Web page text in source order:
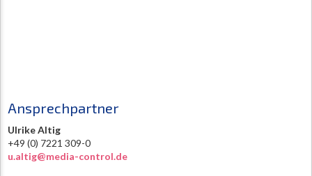
Ansprechpartner
Ulrike Altig
+49 (0) 7221 309-0
u.altig@media-control.de